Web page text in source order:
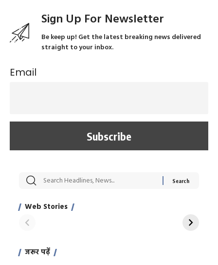
Sign Up For Newsletter
Be keep up! Get the latest breaking news delivered
straight to your inbox.
Email
Web Stories
सट्टेबाजी में अरेस्ट हुए
साहिल खान
रोज एक कच्चे लहसुन
जरूर पढ़ें